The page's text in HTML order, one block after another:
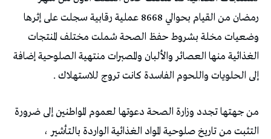
رمضان من القيام بحوالي 8668 عملية رقابية سجلت على إثرها
وضعيات مخلة بشروط حفظ الصحة شملت مختلف المنتجات
الغذائية منها العصائر والألبان والمصبرات منتهية الصلوحية إضافة
إلى الحلويات واللحوم الفاسدة كانت تروج للاستهلاك .
من جهتها تجدد وزارة الصحة دعوتها لعموم المواطنين إلى ضرورة
التثبت من تاريخ صلوحية المواد الغذائية الواردة بالتأشير ،